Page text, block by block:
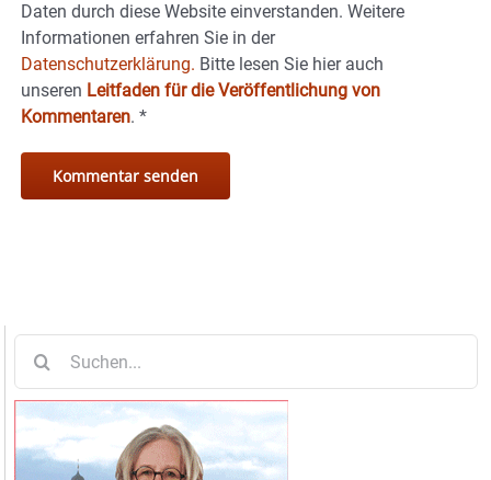
Daten durch diese Website einverstanden. Weitere
Informationen erfahren Sie in der
Datenschutzerklärung. Bitte lesen Sie hier auch
unseren Leitfaden für die Veröffentlichung von
Kommentaren. *
nach: